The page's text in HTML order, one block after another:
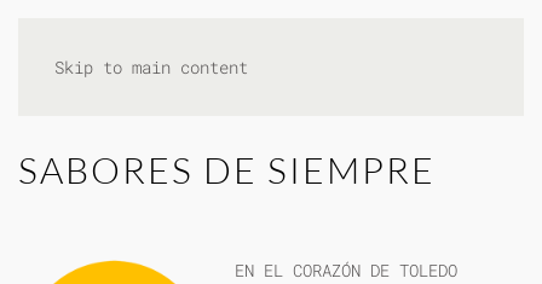
Skip to main content
SABORES DE SIEMPRE
EN EL CORAZÓN DE TOLEDO